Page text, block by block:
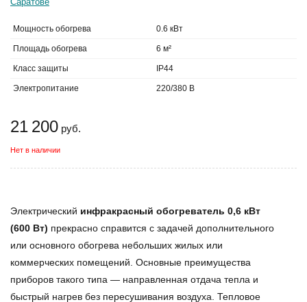
Мощность обогрева 0.6 кВт
Площадь обогрева 6 м²
Класс защиты IP44
Электропитание 220/380 В
21 200 руб.
Нет в наличии
Электрический инфракрасный обогреватель 0,6 кВт
(600 Вт) прекрасно справится с задачей дополнительного
или основного обогрева небольших жилых или
коммерческих помещений. Основные преимущества
приборов такого типа — направленная отдача тепла и
быстрый нагрев без пересушивания воздуха. Тепловое